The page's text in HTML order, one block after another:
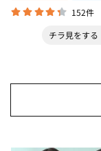
152件
チラ見をする